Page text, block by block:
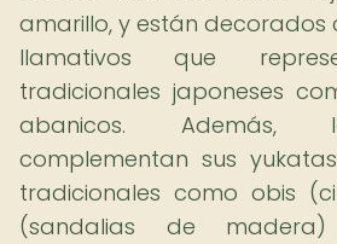
amarillo, y están
llamativos que
tradicionales japoneses
abanicos. Además,
complementan sus
tradicionales como obis
(sandalias de